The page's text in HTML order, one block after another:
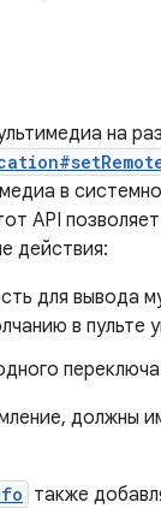
на
в
API
действия:
для вывода
в пульте
должны
также